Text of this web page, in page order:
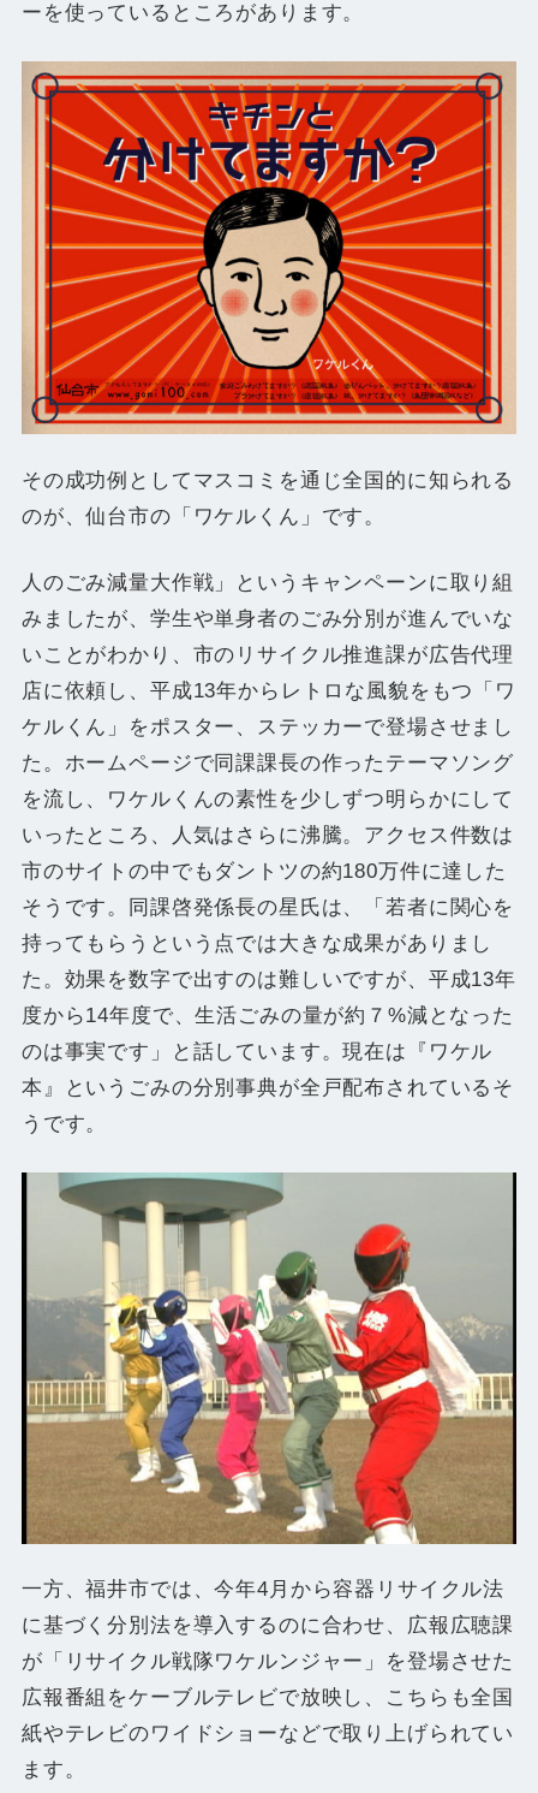
ーを使っているところがあります。
その成功例としてマスコミを通じ全国的に知られる
のが、仙台市の「ワケルくん」です。
人のごみ減量大作戦」というキャンペーンに取り組
みましたが、学生や単身者のごみ分別が進んでいな
いことがわかり、市のリサイクル推進課が広告代理
店に依頼し、平成13年からレトロな風貌をもつ「ワ
ケルくん」をポスター、ステッカーで登場させまし
た。ホームページで同課課長の作ったテーマソング
を流し、ワケルくんの素性を少しずつ明らかにして
いったところ、人気はさらに沸騰。アクセス件数は
市のサイトの中でもダントツの約180万件に達した
そうです。同課啓発係長の星氏は、「若者に関心を
持ってもらうという点では大きな成果がありまし
た。効果を数字で出すのは難しいですが、平成13年
度から14年度で、生活ごみの量が約７%減となった
のは事実です」と話しています。現在は『ワケル
本』というごみの分別事典が全戸配布されているそ
うです。
一方、福井市では、今年4月から容器リサイクル法
に基づく分別法を導入するのに合わせ、広報広聴課
が「リサイクル戦隊ワケルンジャー」を登場させた
広報番組をケーブルテレビで放映し、こちらも全国
紙やテレビのワイドショーなどで取り上げられてい
ます。